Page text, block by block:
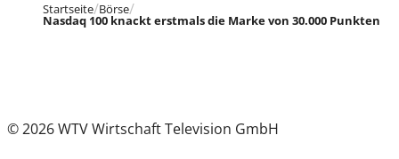
Startseite Börse
Nasdaq 100 knackt erstmals die Marke von 30.000 Punkten
© 2026 WTV Wirtschaft Television GmbH